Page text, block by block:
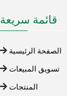
قائمة سريعة
الصفحة الرئيسية
تسويق المبيعات
المنتجات